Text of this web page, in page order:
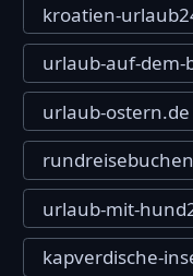
kroatien-
urlaub-auf-
urlaub-ostern.de
urlaub-mit-
kapverdische-